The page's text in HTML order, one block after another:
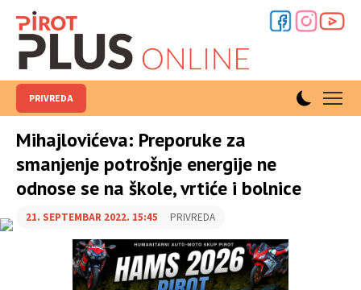
PRIVREDA
Mihajlovićeva: Preporuke za
smanjenje potrošnje energije ne
odnose se na škole, vrtiće i bolnice
21. SEPTEMBAR 2022. 15:45 PRIVREDA